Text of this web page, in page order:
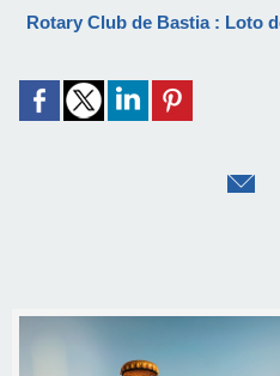
Rotary Club de Bastia : Loto